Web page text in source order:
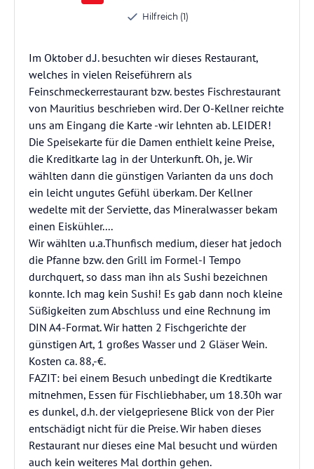
Hilfreich (1)
Im Oktober d.J. besuchten wir dieses Restaurant,
welches in vielen Reiseführern als
Feinschmeckerrestaurant bzw. bestes Fischrestaurant
von Mauritius beschrieben wird. Der O-Kellner reichte
uns am Eingang die Karte -wir lehnten ab. LEIDER!
Die Speisekarte für die Damen enthielt keine Preise,
die Kreditkarte lag in der Unterkunft. Oh, je. Wir
wählten dann die günstigen Varianten da uns doch
ein leicht ungutes Gefühl überkam. Der Kellner
wedelte mit der Serviette, das Mineralwasser bekam
einen Eiskühler....
Wir wählten u.a.Thunfisch medium, dieser hat jedoch
die Pfanne bzw. den Grill im Formel-I Tempo
durchquert, so dass man ihn als Sushi bezeichnen
konnte. Ich mag kein Sushi! Es gab dann noch kleine
Süßigkeiten zum Abschluss und eine Rechnung im
DIN A4-Format. Wir hatten 2 Fischgerichte der
günstigen Art, 1 großes Wasser und 2 Gläser Wein.
Kosten ca. 88,-€.
FAZIT: bei einem Besuch unbedingt die Kredtikarte
mitnehmen, Essen für Fischliebhaber, um 18.30h war
es dunkel, d.h. der vielgepriesene Blick von der Pier
entschädigt nicht für die Preise. Wir haben dieses
Restaurant nur dieses eine Mal besucht und würden
auch kein weiteres Mal dorthin gehen.